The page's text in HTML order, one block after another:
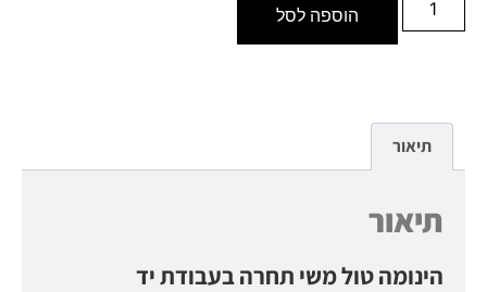
הוספה לסל
תיאור
תיאור
הינומה טול משי תחרה בעבודת יד